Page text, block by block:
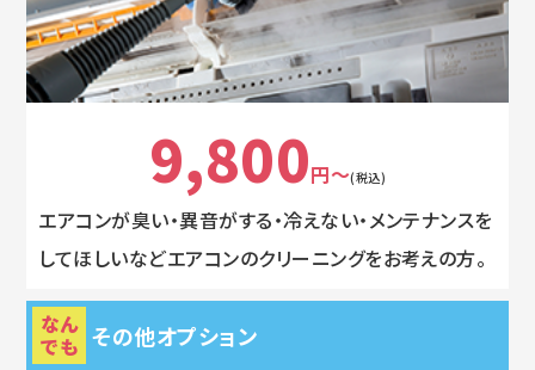
9,800円～(税込)
エアコンが臭い・異音がする・冷えない・メンテナンスを
してほしいなどエアコンのクリーニングをお考えの方。
なん
でも その他オプション